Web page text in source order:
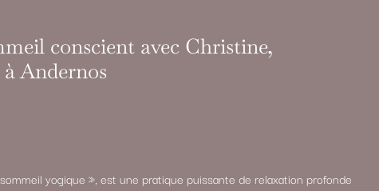
conscient avec Christine,
Andernos
yogique », est une pratique puissante de relaxation profonde